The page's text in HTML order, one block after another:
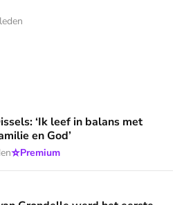
in balans met muziek, familie en
‘Ik leef in balans met
en God’
⭐Premium
werd het eerste curvy topmodel